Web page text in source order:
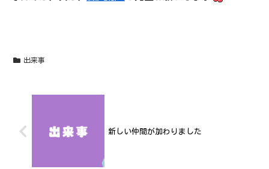
出来事
新しい仲間が加わりました